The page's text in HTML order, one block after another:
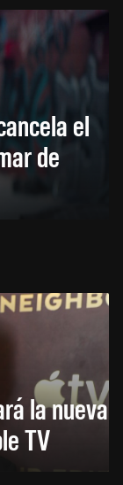
el
de
la nueva
TV